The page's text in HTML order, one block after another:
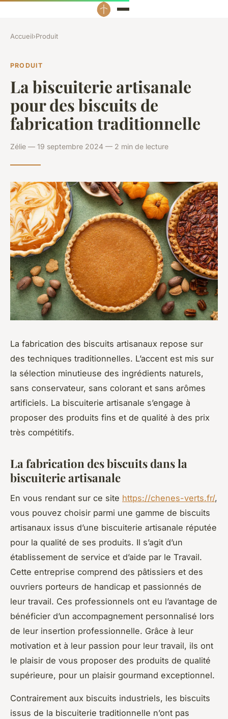
Accueil›Produit
PRODUIT
La biscuiterie artisanale
pour des biscuits de
fabrication traditionnelle
Zélie — 19 septembre 2024 — 2 min de lecture
La fabrication des biscuits artisanaux repose sur
des techniques traditionnelles. L’accent est mis sur
la sélection minutieuse des ingrédients naturels,
sans conservateur, sans colorant et sans arômes
artificiels. La biscuiterie artisanale s’engage à
proposer des produits fins et de qualité à des prix
très compétitifs.
La fabrication des biscuits dans la
biscuiterie artisanale
En vous rendant sur ce site https://chenes-verts.fr/,
vous pouvez choisir parmi une gamme de biscuits
artisanaux issus d’une biscuiterie artisanale réputée
pour la qualité de ses produits. Il s’agit d’un
établissement de service et d’aide par le Travail.
Cette entreprise comprend des pâtissiers et des
ouvriers porteurs de handicap et passionnés de
leur travail. Ces professionnels ont eu l’avantage de
bénéficier d’un accompagnement personnalisé lors
de leur insertion professionnelle. Grâce à leur
motivation et à leur passion pour leur travail, ils ont
le plaisir de vous proposer des produits de qualité
supérieure, pour un plaisir gourmand exceptionnel.
Contrairement aux biscuits industriels, les biscuits
issus de la biscuiterie traditionnelle n’ont pas